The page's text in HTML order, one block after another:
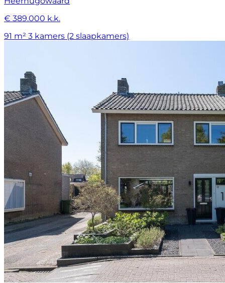
€ 389.000 k.k.
91 m² 3 kamers (2 slaapkamers)